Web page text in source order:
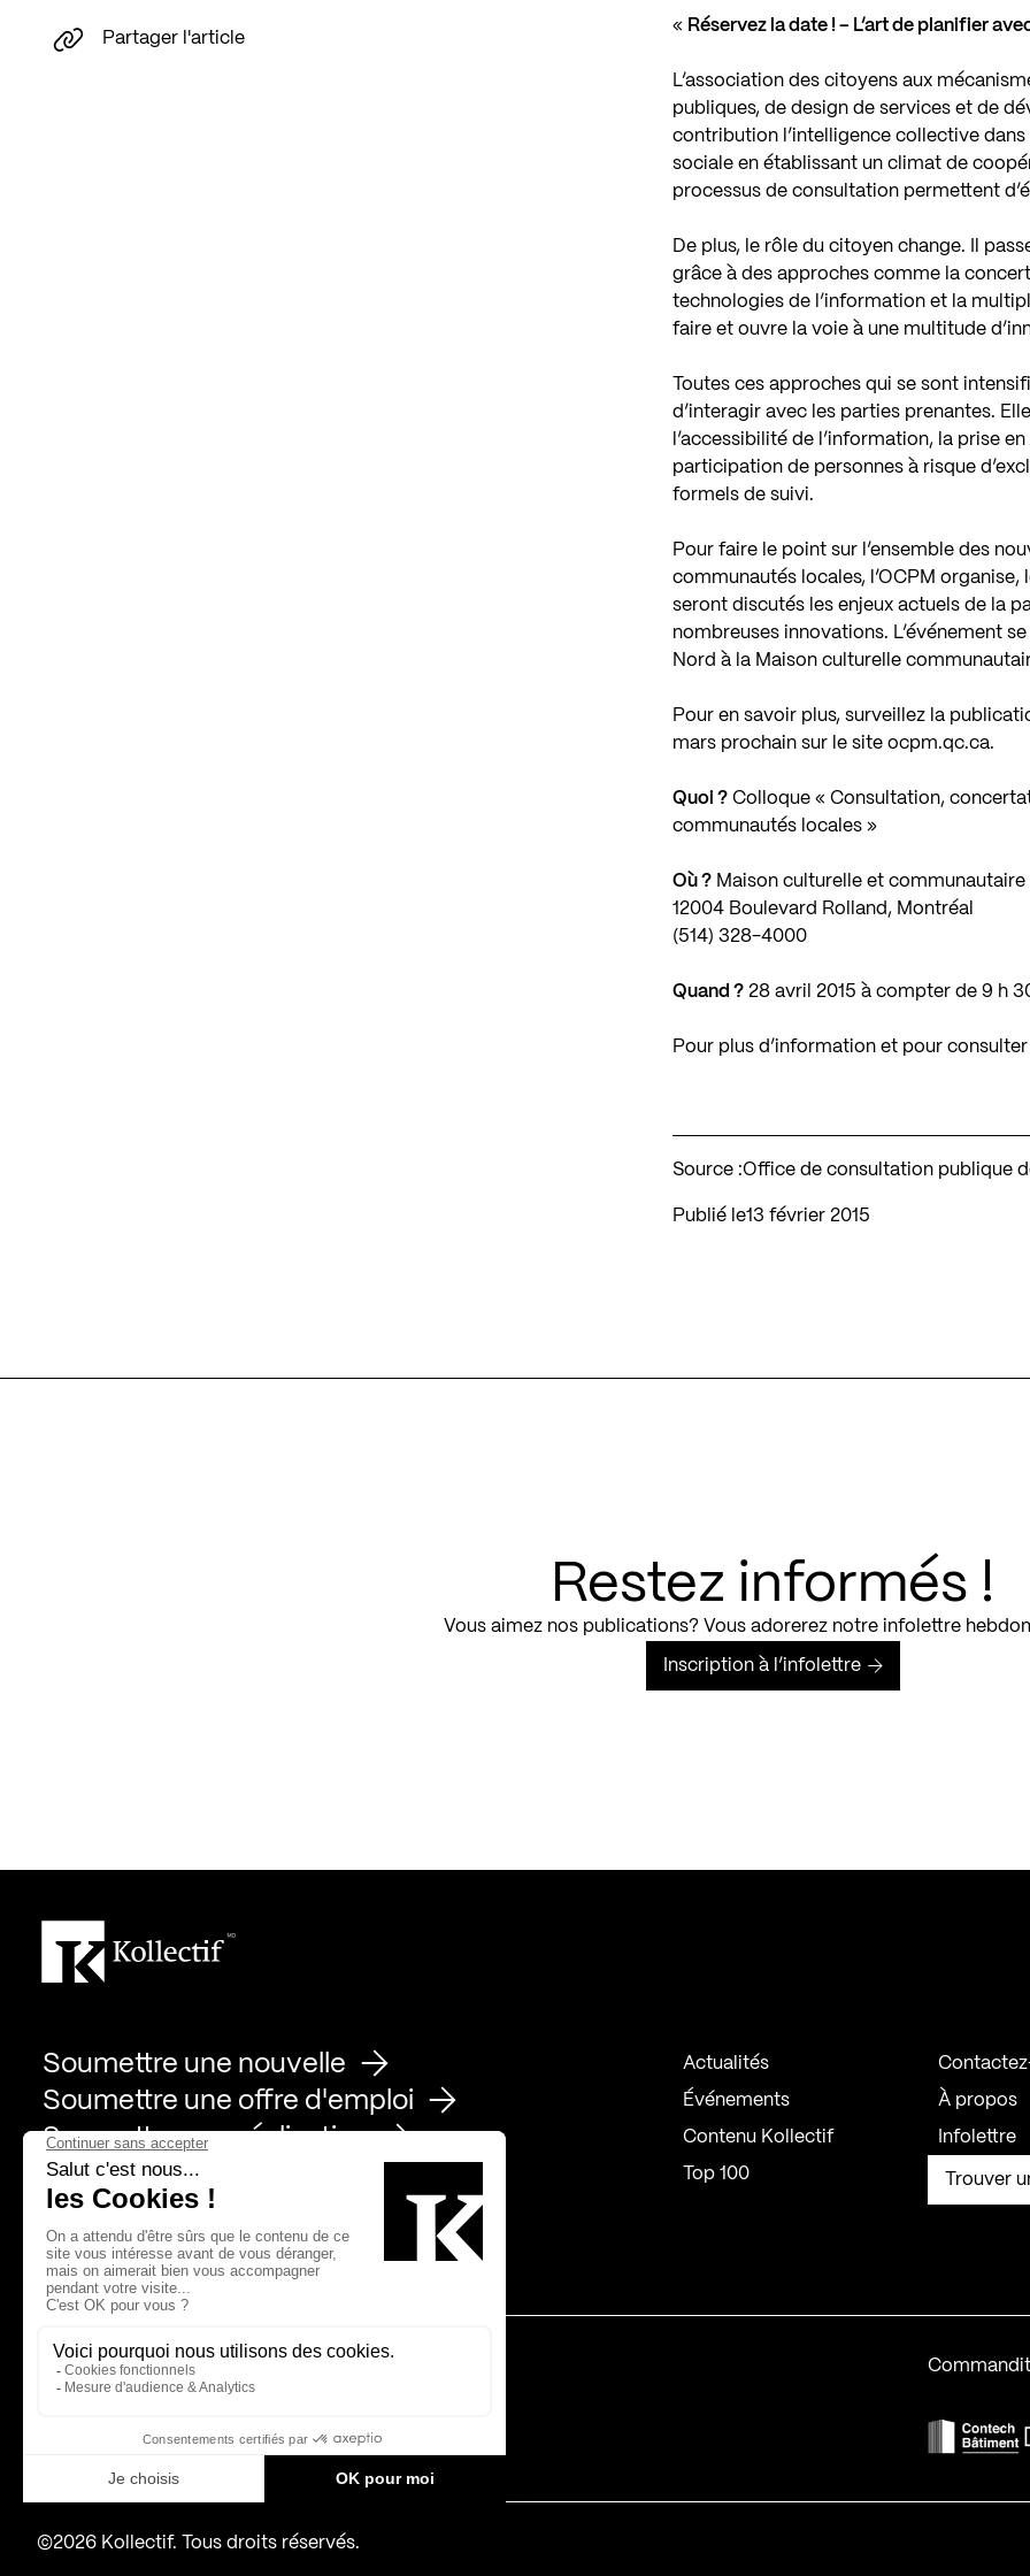
« Réservez la date ! – L’art de planifier
L’association des citoyens aux
publiques, de design de services et de
contribution l’intelligence collective
sociale en établissant un climat de
processus de consultation permettent
De plus, le rôle du citoyen change. Il
grâce à des approches comme la
technologies de l’information et la
faire et ouvre la voie à une multitude
Toutes ces approches qui se sont
d’interagir avec les parties prenantes.
l’accessibilité de l’information, la prise
participation de personnes à risque
formels de suivi.
Pour faire le point sur l’ensemble des
communautés locales, l’OCPM
seront discutés les enjeux actuels de la
nombreuses innovations. L’événement
Nord à la Maison culturelle
Pour en savoir plus, surveillez la
mars prochain sur le siteocpm.qc.ca.
Quoi ? Colloque « Consultation,
communautés locales »
Où ? Maison culturelle et
12004 Boulevard Rolland, Montréal
(514) 328-4000
Quand ? 28 avril 2015 à compter de 9 h
Pour plus d’information et pour
Source :Office de consultation publique
Publié le 13 février 2015
Partager l'article
Restez informés !
Vous aimez nos publications? Vous adorerez notre infolettre
Inscription à l’infolettre
Soumettre une nouvelle
Soumettre une offre d'emploi
Soumettre une réalisation
Actualités
Événements
Contenu Kollectif
Top 100
À propos
Infolettre
Trouver
Page Facebook de Kollectif
Page Instagram de Kollectif
Page Linkedin de Kollectif
Partenaires
Bâtiment-Durable-Québec-1
Esquisses-1 MP-1
©2026 Kollectif. Tous droits réservés.